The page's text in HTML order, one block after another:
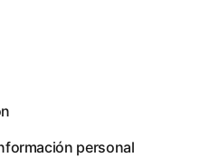
personal